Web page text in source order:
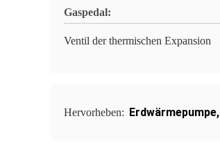
Gaspedal:
Ventil der thermischen Expansion
Hervorheben: Erdwärmepumpe,